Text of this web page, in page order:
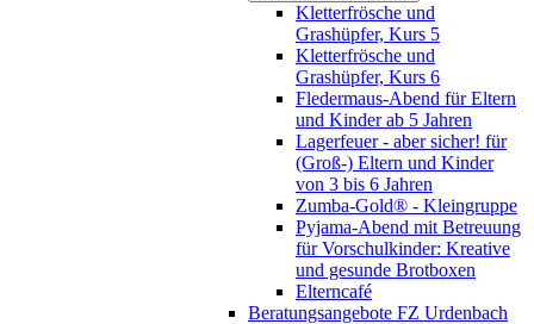
Kletterfrösche und
Grashüpfer, Kurs 5
Kletterfrösche und
Grashüpfer, Kurs 6
Fledermaus-Abend für Eltern
und Kinder ab 5 Jahren
Lagerfeuer - aber sicher! für
(Groß-) Eltern und Kinder
von 3 bis 6 Jahren
Zumba-Gold® - Kleingruppe
Pyjama-Abend mit Betreuung
für Vorschulkinder: Kreative
und gesunde Brotboxen
Elterncafé
Beratungsangebote FZ Urdenbach